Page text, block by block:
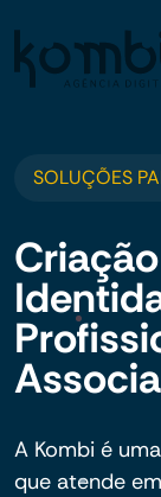
SOLUÇÕES
A Kombi é
que atende